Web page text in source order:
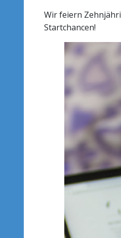
Wir feiern
Startchancen!